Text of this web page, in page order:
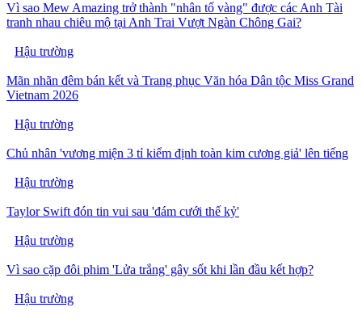
Vì sao Mew Amazing trở thành "nhân tố vàng" được các Anh Tài
tranh nhau chiêu mộ tại Anh Trai Vượt Ngàn Chông Gai?
Hậu trường
Mãn nhãn đêm bán kết và Trang phục Văn hóa Dân tộc Miss Grand
Vietnam 2026
Hậu trường
Chủ nhân 'vương miện 3 tỉ kiểm định toàn kim cương giả' lên tiếng
Hậu trường
Taylor Swift đón tin vui sau 'đám cưới thế kỷ'
Hậu trường
Vì sao cặp đôi phim 'Lửa trắng' gây sốt khi lần đầu kết hợp?
Hậu trường